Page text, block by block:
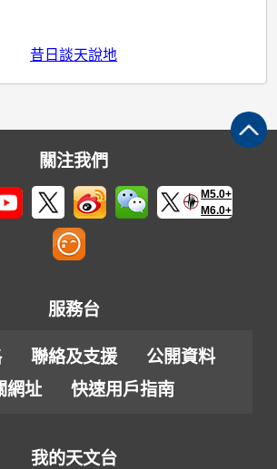
昔日談天說地
關注我們
M5.0+
M6.0+
服務台
聯絡及支援
公開資料
網址
快速用戶指南
我的天文台